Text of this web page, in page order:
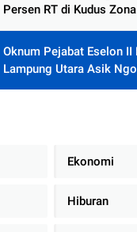
Persen RT di Kudus
Oknum Pejabat Eselon II
Lampung Utara Asik
Dengan Teman Kencan
Ekonomi
Hiburan